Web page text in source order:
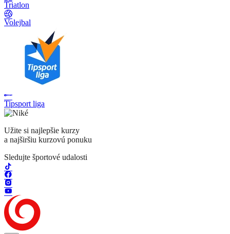
Triatlon
Volejbal
Tipsport liga
Užite si najlepšie kurzy
a najširšiu kurzovú ponuku
Sledujte športové udalosti